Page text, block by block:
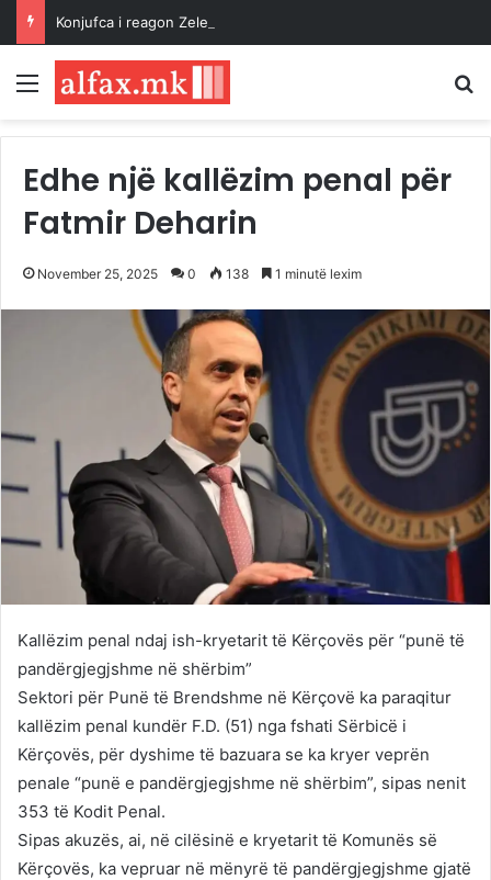
Menu
Edhe një kallëzim penal për
Fatmir Deharin
November 25, 2025 0 138 1 minutë lexim
Kallëzim penal ndaj ish-kryetarit të Kërçovës për “punë të
pandërgjegjshme në shërbim”
Sektori për Punë të Brendshme në Kërçovë ka paraqitur
kallëzim penal kundër F.D. (51) nga fshati Sërbicë i
Kërçovës, për dyshime të bazuara se ka kryer veprën
penale “punë e pandërgjegjshme në shërbim”, sipas nenit
353 të Kodit Penal.
Sipas akuzës, ai, në cilësinë e kryetarit të Komunës së
Kërçovës, ka vepruar në mënyrë të pandërgjegjshme gjatë